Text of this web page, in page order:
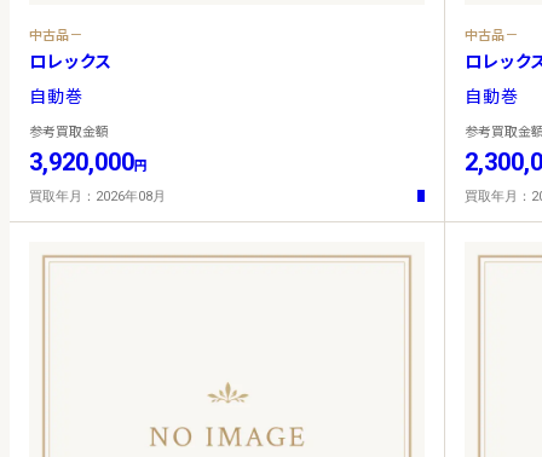
中古品－
ロレックス
自動巻
参考買取金額
3,920,000円
買取年月：2026年08月
中古品－
ロレック
自動巻
参考買取金
買取年月：